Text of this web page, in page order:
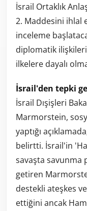
İsrail Ortaklık
2. Maddesini ihlal
inceleme
diplomatik
ilkelere dayalı
İsrail'den tepki
İsrail Dışişleri
Marmorstein,
yaptığı
belirtti. İsrail'in
savaşta savunma
getiren
destekli ateşkes
ettiğini ancak